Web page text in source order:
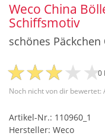
Weco China
Schiffsmotiv
schönes
Noch nicht von dir bewertet:
0
Artikel-Nr.: 110960_1
Hersteller: Weco